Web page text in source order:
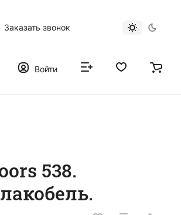
Заказать звонок
Войти
538.